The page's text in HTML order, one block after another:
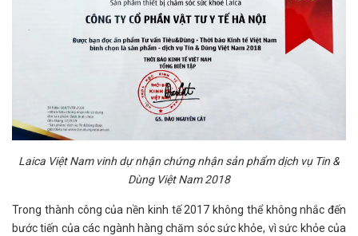
Laica Việt Nam vinh dự nhận chứng nhận sản phẩm dịch vụ Tin &
Dùng Việt Nam 2018
Trong thành công của nền kinh tế 2017 không thể không nhắc đến
bước tiến của các ngành hàng chăm sóc sức khỏe, vì sức khỏe của